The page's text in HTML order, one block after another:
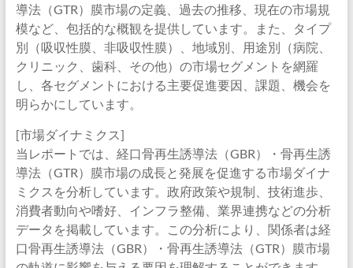
導法（GTR）膜市場の定義、過去の推移、現在の市場規
模など、包括的な概観を提供しています。また、タイプ
別（吸収性膜、非吸収性膜）、地域別、用途別（病院、
クリニック、歯科、その他）の市場セグメントを網羅
し、各セグメントにおける主要促進要因、課題、機会を
明らかにしています。
[市場ダイナミクス]
当レポートでは、経口骨再生誘導法（GBR）・骨再生誘
導法（GTR）膜市場の成長と発展を促進する市場ダイナ
ミクスを分析しています。政府政策や規制、技術進歩、
消費者動向や嗜好、インフラ整備、業界連携などの分析
データを掲載しています。この分析により、関係者は経
口骨再生誘導法（GBR）・骨再生誘導法（GTR）膜市場